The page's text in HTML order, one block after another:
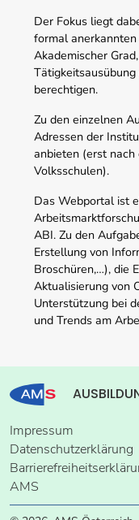
Der Fokus liegt
formal
Akademischer
berechtigen.
Zu den einzelnen
Adressen der
anbieten (erst
Volksschulen).
Das Webportal ist
ABI. Zu den
Erstellung von
Broschüren,…), die
Aktualisierung von
Unterstützung bei
und Trends am
Impressum
Datenschutzerklärung
AMS